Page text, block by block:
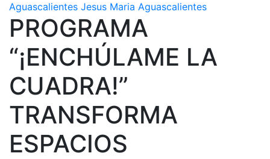
Aguascalientes Jesus Maria Aguascalientes
PROGRAMA
“¡ENCHÚLAME LA
CUADRA!”
TRANSFORMA
ESPACIOS